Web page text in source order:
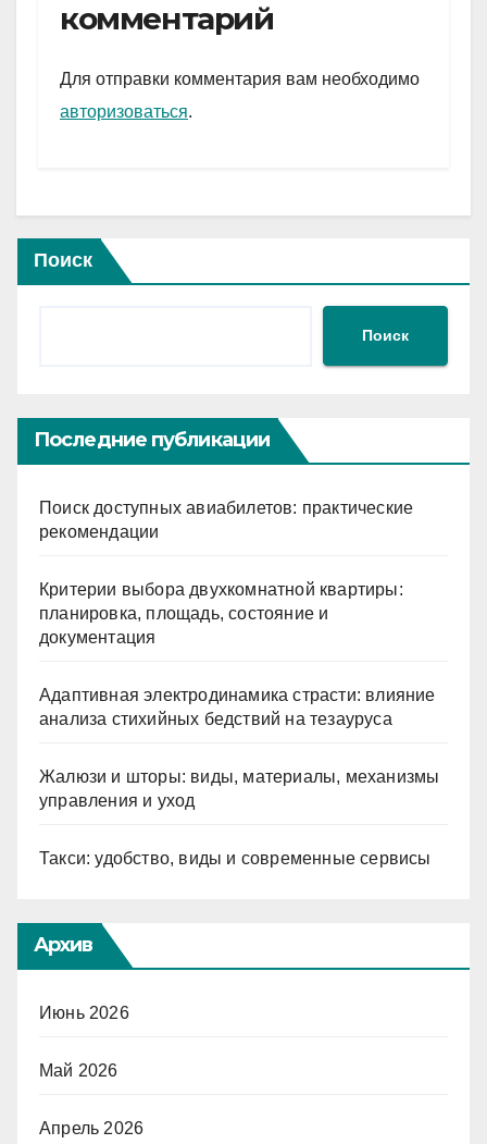
a
m
A
p
и
комментарий
Для отправки комментария вам необходимо
авторизоваться.
Поиск
Поиск
Последние публикации
Поиск доступных авиабилетов: практические
рекомендации
Критерии выбора двухкомнатной квартиры:
планировка, площадь, состояние и
документация
Адаптивная электродинамика страсти: влияние
анализа стихийных бедствий на тезауруса
Жалюзи и шторы: виды, материалы, механизмы
управления и уход
Такси: удобство, виды и современные сервисы
Архив
Июнь 2026
Май 2026
Апрель 2026